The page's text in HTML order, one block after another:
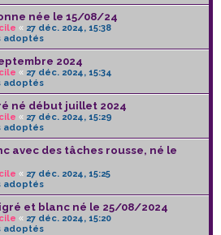
née le 15/08/24
« 27 déc. 2024, 15:38
adoptés
2024
« 27 déc. 2024, 15:34
adoptés
né début juillet 2024
« 27 déc. 2024, 15:29
adoptés
avec des tâches rousse, né le
« 27 déc. 2024, 15:25
adoptés
et blanc né le 25/08/2024
« 27 déc. 2024, 15:20
adoptés